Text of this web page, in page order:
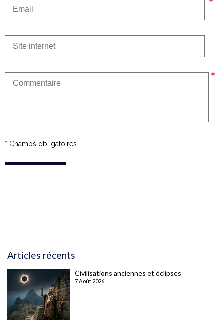
* Champs obligatoires
Articles récents
Civilisations anciennes et éclipses
7 Août 2026